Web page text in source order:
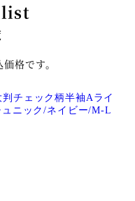
list
格です。